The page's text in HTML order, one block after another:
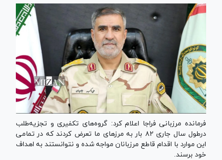
فرمانده مرزبانی فراجا اعلام کرد: گروه‌های تکفیری و تجزیه‌طلب
درطول سال جاری ۸۲ بار به مرزهای ما تعرض کردند که در تمامی
این موارد با اقدام قاطع مرزبانان مواجه شده و نتوانستند به اهداف
خود برسند.